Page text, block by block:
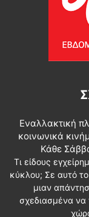
Εναλλακτική
κοινωνικά
Κάθε
Τι είδους
κύκλου; Σε αυτό
μιαν
σχεδιασμένα να